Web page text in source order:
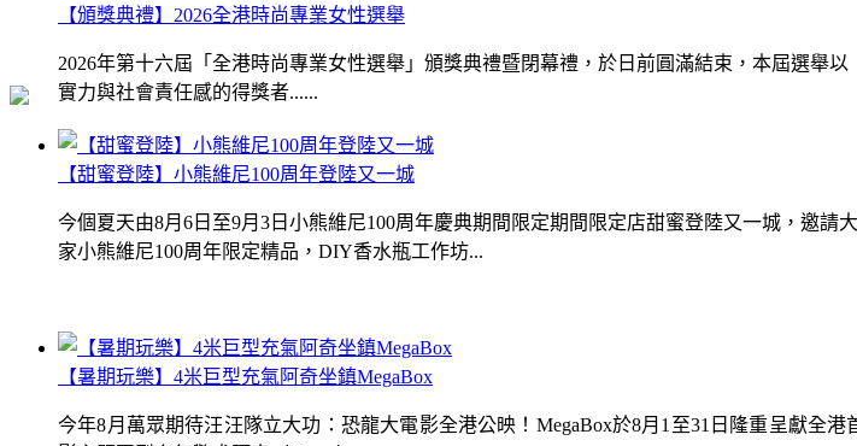
【頒獎典禮】2026全港時尚專業女性選舉
2026年第十六屆「全港時尚專業女性選舉」頒獎典禮暨閉幕禮，於日前圓滿結束，本屆選舉
實力與社會責任感的得獎者......
【暑期玩樂】4米巨型充氣阿奇坐鎮MegaBox
今年8月萬眾期待汪汪隊立大功：恐龍大電影全港公映！MegaBox於8月1至31日隆重呈獻全
【甜蜜登陸】小熊維尼100周年登陸又一城
今個夏天由8月6日至9月3日小熊維尼100周年慶典期間限定期間限定店甜蜜登陸又一城，邀
家小熊維尼100周年限定精品，DIY香水瓶工作坊...